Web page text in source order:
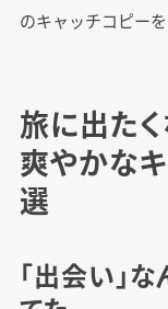
のキャッチコピー
旅に出たく
爽やかな
選
「出会い」